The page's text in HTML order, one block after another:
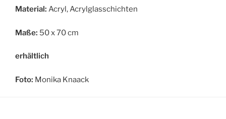
Material: Acryl, Acrylglasschichten
Maße: 50 x 70 cm
erhältlich
Foto: Monika Knaack